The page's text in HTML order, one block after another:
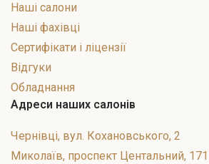
Наші салони
Наші фахівці
Сертифікати і ліцензії
Відгуки
Обладнання
Адреси наших салонів
Чернівці, вул. Кохановського, 2
Миколаїв, проспект Центальний, 171